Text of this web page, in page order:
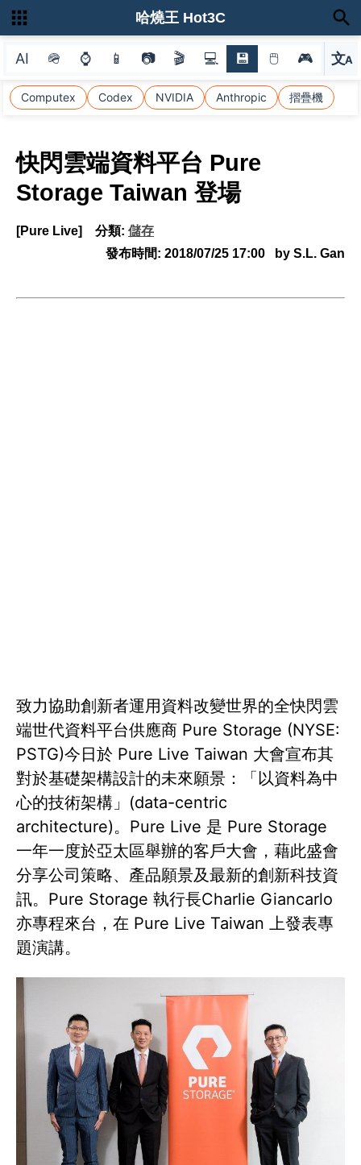
AI 🪖 ⌚ 📱 📷 🎬 💻 💾 🖱 🎮 文A
選
Computex Codex NVIDIA Anthropic 摺疊機
哈燒王 Hot3C
快閃雲端資料平台 Pure
Storage Taiwan 登場
[Pure Live] 分類: 儲存
發布時間: 2018/07/25 17:00 by S.L. Gan
致力協助創新者運用資料改變世界的全快閃雲
端世代資料平台供應商 Pure Storage (NYSE:
PSTG)今日於 Pure Live Taiwan 大會宣布其
對於基礎架構設計的未來願景：「以資料為中
心的技術架構」(data-centric
architecture)。Pure Live 是 Pure Storage
一年一度於亞太區舉辦的客戶大會，藉此盛會
分享公司策略、產品願景及最新的創新科技資
訊。Pure Storage 執行長Charlie Giancarlo
亦專程來台，在 Pure Live Taiwan 上發表專
題演講。